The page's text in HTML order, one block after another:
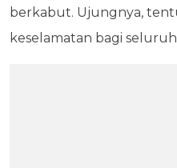
berkabut. Ujungnya,
keselamatan bagi